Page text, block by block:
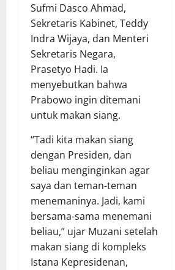
Sufmi Dasco Ahmad,
Sekretaris Kabinet, Teddy
Indra Wijaya, dan Menteri
Sekretaris Negara,
Prasetyo Hadi. Ia
menyebutkan bahwa
Prabowo ingin ditemani
untuk makan siang.
“Tadi kita makan siang
dengan Presiden, dan
beliau menginginkan agar
saya dan teman-teman
menemaninya. Jadi, kami
bersama-sama menemani
beliau,” ujar Muzani setelah
makan siang di kompleks
Istana Kepresidenan,